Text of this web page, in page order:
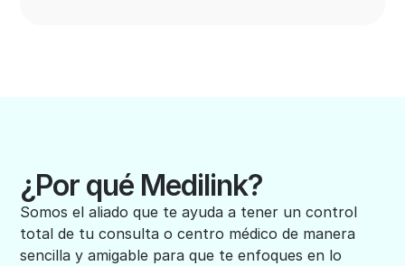
¿Por qué Medilink?
Somos el aliado que te ayuda a tener un control
total de tu consulta o centro médico de manera
sencilla y amigable para que te enfoques en lo